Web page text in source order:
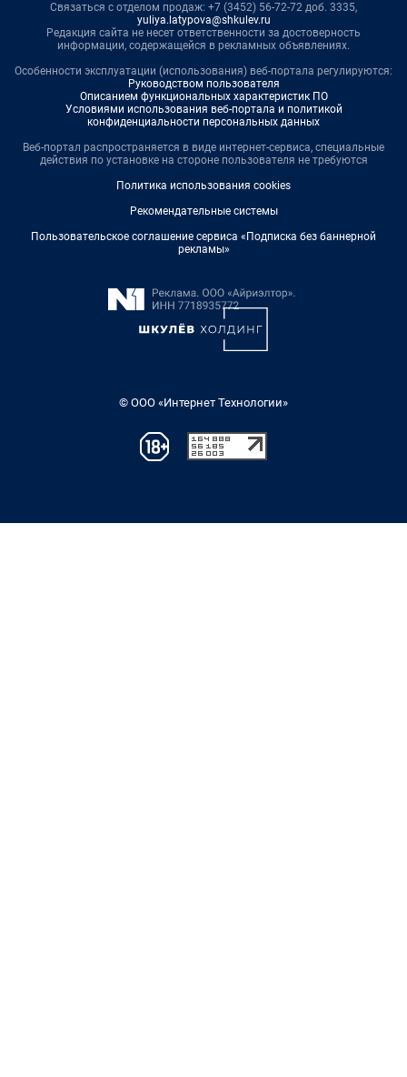
Связаться с отделом продаж: +7 (3452) 56-72-72 доб. 3335,
yuliya.latypova@shkulev.ru
Редакция сайта не несет ответственности за достоверность
информации, содержащейся в рекламных объявлениях.
Особенности эксплуатации (использования) веб-портала регулируются:
Руководством пользователя
Описанием функциональных характеристик ПО
Условиями использования веб-портала и политикой
конфиденциальности персональных данных
Веб-портал распространяется в виде интернет-сервиса, специальные
действия по установке на стороне пользователя не требуются
Политика использования cookies
Рекомендательные системы
Пользовательское соглашение сервиса «Подписка без баннерной
рекламы»
© ООО «Интернет Технологии»